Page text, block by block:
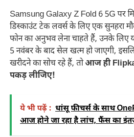
Samsung Galaxy Z Fold 6 5G पर
डिस्काउंट टेक लवर्स के लिए एक सुनहरा
फोन का अनुभव लेना चाहते हैं, उनके लिए
5 नवंबर के बाद सेल खत्म हो जाएगी,
खरीदने का सोच रहे हैं, तोआज ही
पकड़ लीजिए!
ये भी पढ़ें : धांसू फीचर्स के साथ
आज होने जा रहा है लांच, फैंस का